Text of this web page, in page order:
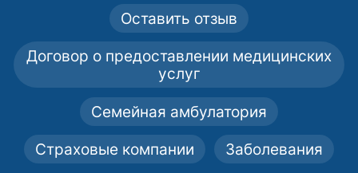
Оставить отзыв
Договор о предоставлении медицинских
услуг
Семейная амбулатория
Страховые компании Заболевания